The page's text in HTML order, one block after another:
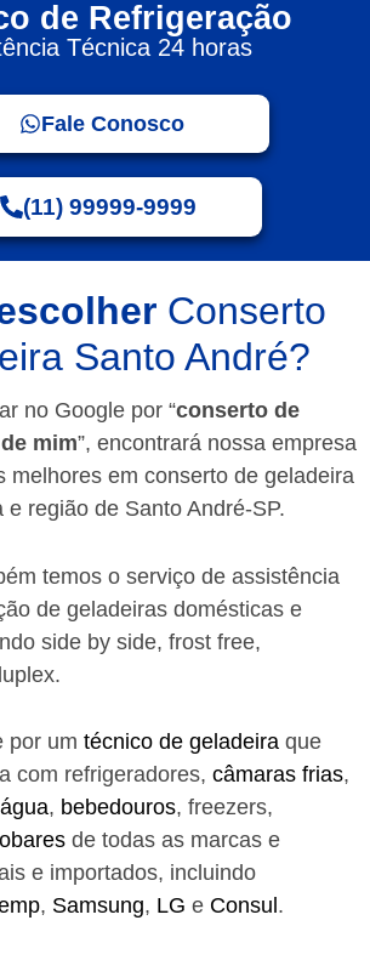
de Refrigeração
Técnica 24 horas
Fale Conosco
(11) 99999-9999
Conserto
Santo André?
no Google por “conserto de
mim”, encontrará nossa empresa
melhores em conserto de geladeira
e região de Santo André-SP.
temos o serviço de assistência
de geladeiras domésticas e
side by side, frost free,
por um técnico de geladeira que
com refrigeradores, câmaras frias,
, bebedouros, freezers,
de todas as marcas e
e importados, incluindo
, Samsung, LG e Consul .